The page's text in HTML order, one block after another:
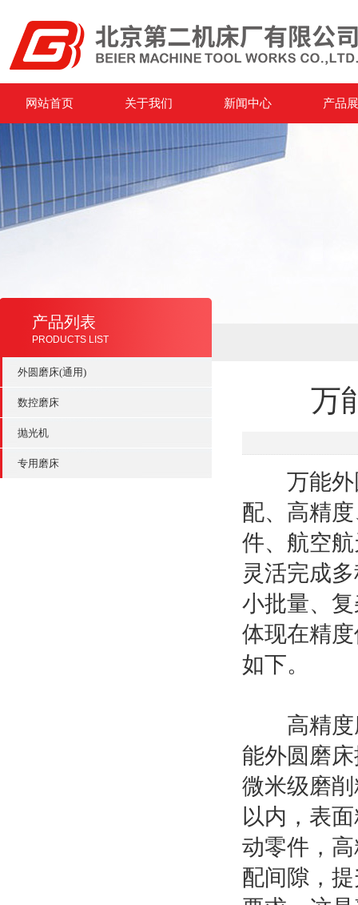
网站首页 关于我们 新闻中心 产品
产品列表
PRODUCTS LIST
外圆磨床(通用)
数控磨床
抛光机
专用磨床
万
万能外圆
配、高精
件、航空
灵活完成
小批量、
体现在精
如下。
高精度磨
能外圆磨
微米级磨
以内，表
动零件，
配间隙，